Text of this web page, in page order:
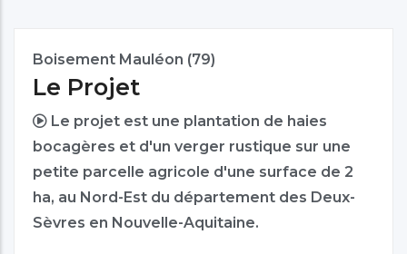
Boisement Mauléon (79)
Le Projet
Le projet est une plantation de haies
bocagères et d'un verger rustique sur une
petite parcelle agricole d'une surface de 2
ha, au Nord-Est du département des Deux-
Sèvres en Nouvelle-Aquitaine.